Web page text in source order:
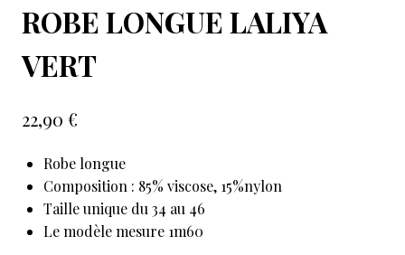
ROBE LONGUE LALIYA
VERT
22,90 €
Robe longue
Composition : 85% viscose, 15%nylon
Taille unique du 34 au 46
Le modèle mesure 1m60